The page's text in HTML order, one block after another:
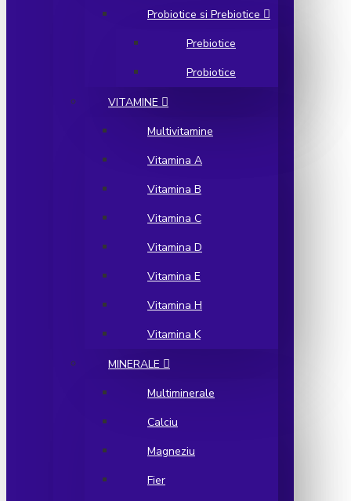
Probiotice si Prebiotice
Prebiotice
Probiotice
VITAMINE
Multivitamine
Vitamina A
Vitamina B
Vitamina C
Vitamina D
Vitamina E
Vitamina H
Vitamina K
MINERALE
Multiminerale
Calciu
Magneziu
Fier